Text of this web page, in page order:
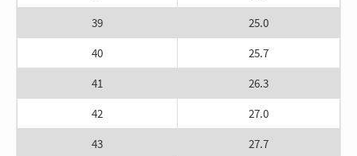
39
25.0
40
25.7
41
26.3
42
27.0
43
27.7